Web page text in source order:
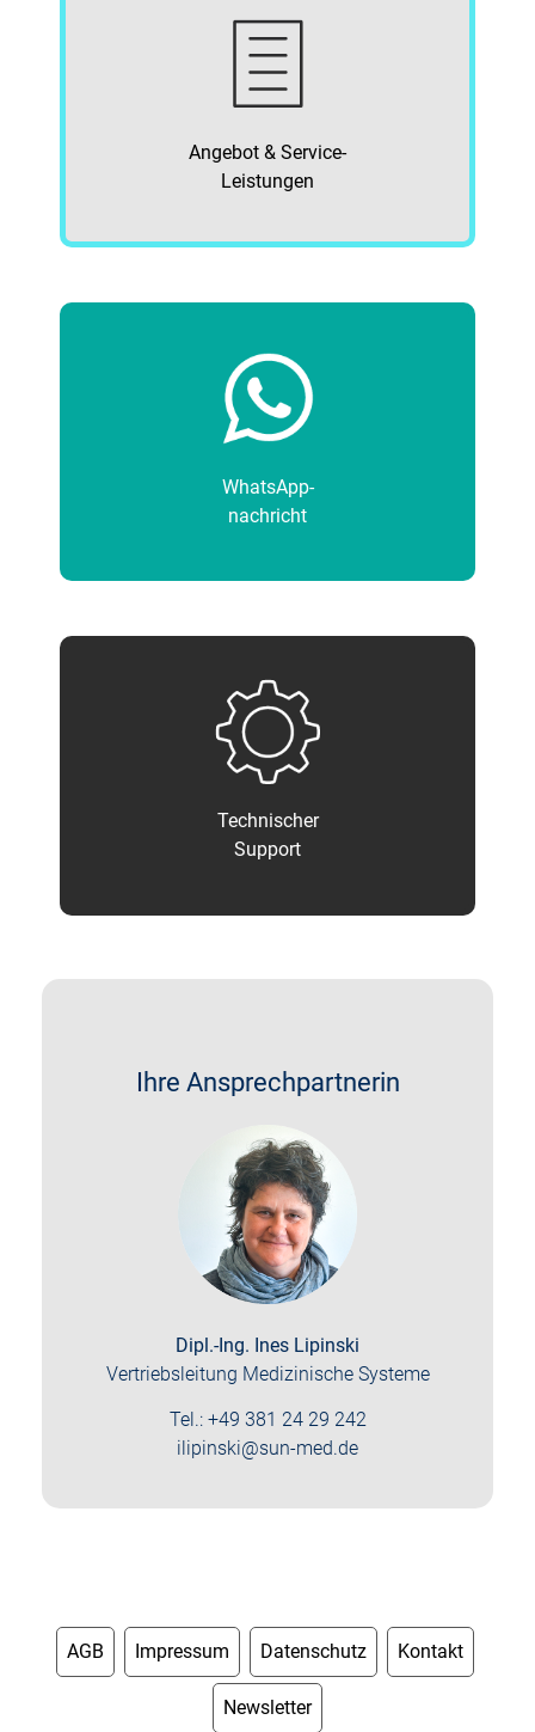
Angebot & Service-
Leistungen
WhatsApp-
nachricht
Technischer
Support
Ihre Ansprechpartnerin
Dipl.-Ing. Ines Lipinski
Vertriebsleitung Medizinische Systeme
Tel.: +49 381 24 29 242
ilipinski@sun-med.de
AGB Impressum Datenschutz Kontakt
Newsletter